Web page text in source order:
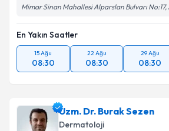
Mimar Sinan Mahallesi Alparslan Bulvarı No:17,
En Yakın Saatler
15 Ağu
08:30
22 Ağu
08:30
29 Ağu
08:30
Uzm. Dr. Burak Sezen
Dermatoloji